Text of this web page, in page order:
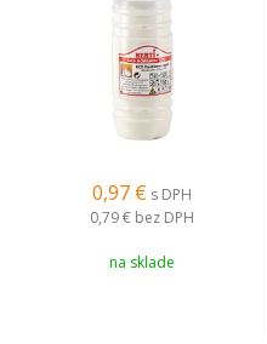
0,97 € s DPH
0,79 € bez DPH
na sklade